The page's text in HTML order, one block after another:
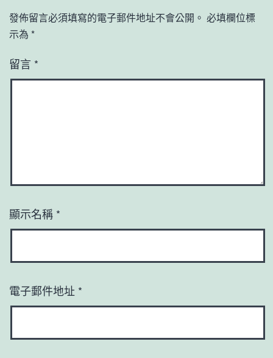
發佈留言必須填寫的電子郵件地址不會公開。 必填欄位標
示為 *
留言 *
顯示名稱 *
電子郵件地址 *